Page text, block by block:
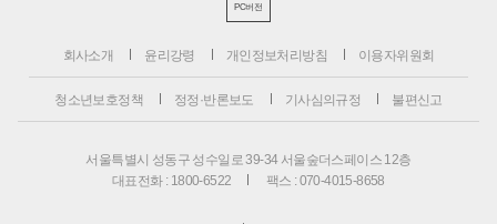
PC버전
회사소개 윤리강령 개인정보처리방침 이용자위원회
청소년보호정책 정정·반론보도 기사심의규정 불편신고
서울특별시 성동구 성수일로 39-34 서울숲더스페이스 12층
대표전화 : 1800-6522
팩스 : 070-4015-8658